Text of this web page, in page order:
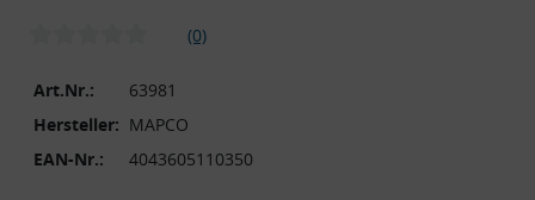
(0)
Art.Nr.:
63981
Hersteller: MAPCO
EAN-Nr.:
4043605110350